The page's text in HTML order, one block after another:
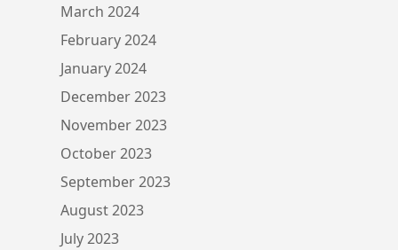
March 2024
February 2024
January 2024
December 2023
November 2023
October 2023
September 2023
August 2023
July 2023